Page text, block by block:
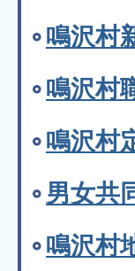
鳴沢村
鳴沢村
鳴沢村
男女共
鳴沢村